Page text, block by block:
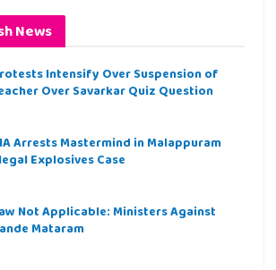
News
Intensify Over Suspension of
Over Savarkar Quiz Question
Arrests Mastermind in Malappuram
Explosives Case
Not Applicable: Ministers Against
Mataram